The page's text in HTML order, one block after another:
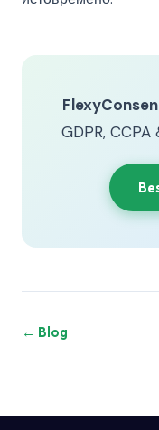
GDPR,
← Blog